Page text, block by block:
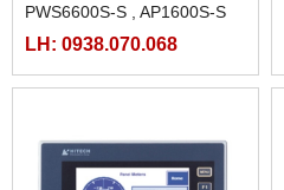
PWS6600S-S , AP1600S-S
LH: 0938.070.068